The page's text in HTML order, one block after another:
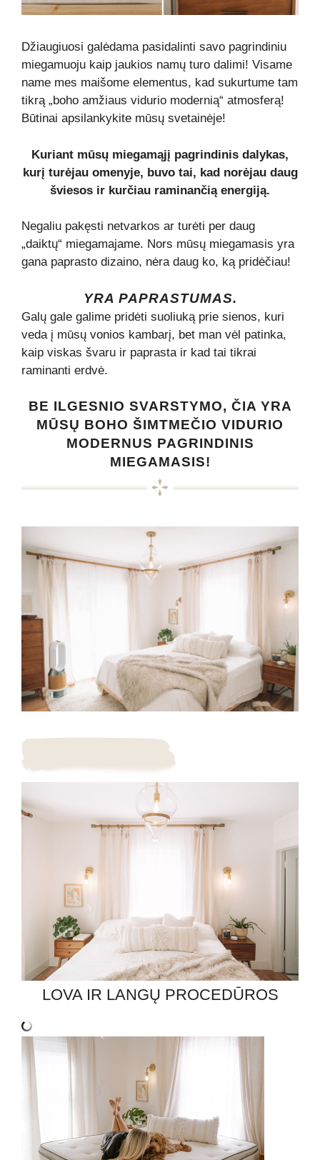
Džiaugiuosi galėdama pasidalinti savo pagrindiniu
miegamuoju kaip jaukios namų turo dalimi! Visame
name mes maišome elementus, kad sukurtume tam
tikrą „boho amžiaus vidurio modernią“ atmosferą!
Būtinai apsilankykite mūsų svetainėje!
Kuriant mūsų miegamąjį pagrindinis dalykas,
kurį turėjau omenyje, buvo tai, kad norėjau daug
šviesos ir kurčiau raminančią energiją.
Negaliu pakęsti netvarkos ar turėti per daug
„daiktų“ miegamajame. Nors mūsų miegamasis yra
gana paprasto dizaino, nėra daug ko, ką pridėčiau!
YRA PAPRASTUMAS.
Galų gale galime pridėti suoliuką prie sienos, kuri
veda į mūsų vonios kambarį, bet man vėl patinka,
kaip viskas švaru ir paprasta ir kad tai tikrai
raminanti erdvė.
BE ILGESNIO SVARSTYMO, ČIA YRA
MŪSŲ BOHO ŠIMTMEČIO VIDURIO
MODERNUS PAGRINDINIS
MIEGAMASIS!
LOVA IR LANGŲ PROCEDŪROS